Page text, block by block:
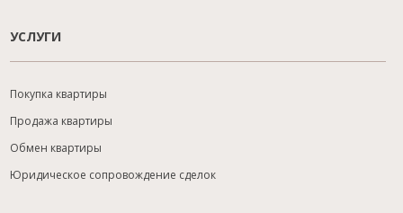
УСЛУГИ
Покупка квартиры
Продажа квартиры
Обмен квартиры
Юридическое сопровождение сделок